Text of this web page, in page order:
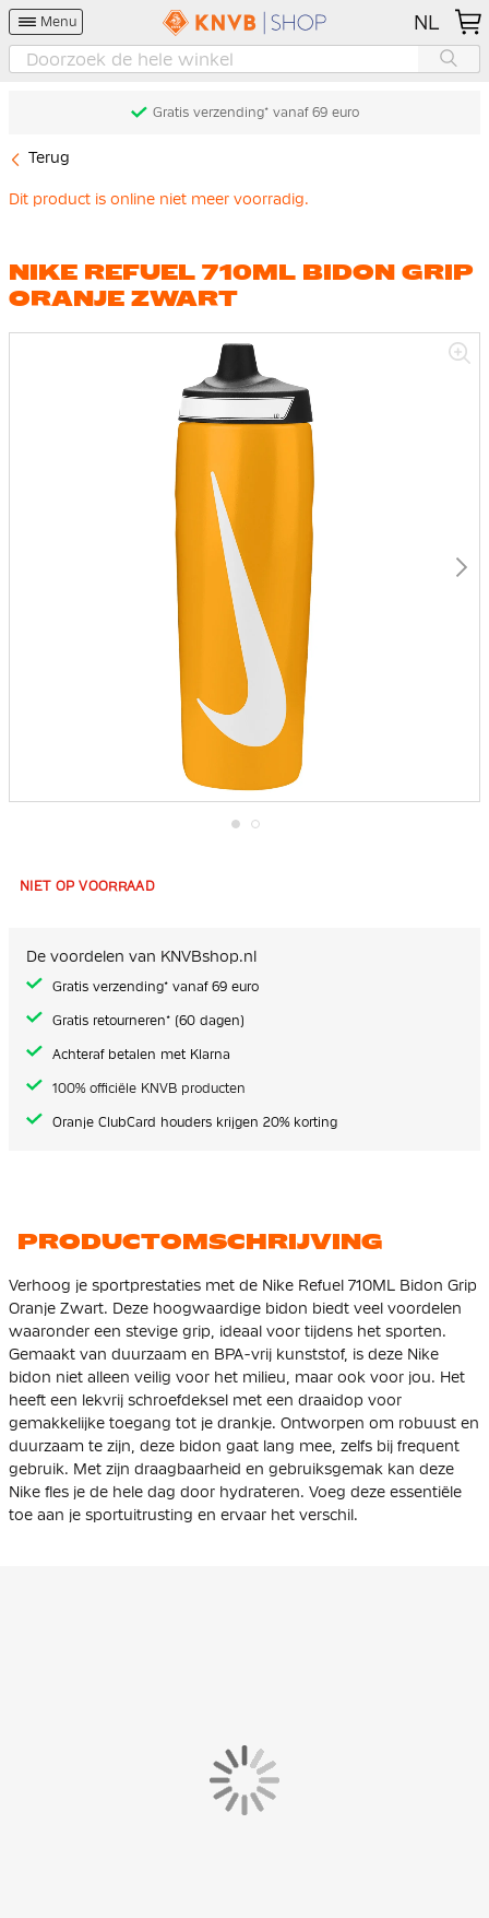
Menu NL
Gratis verzending* vanaf 69 euro
Terug
Dit product is online niet meer voorradig.
NIKE REFUEL 710ML BIDON GRIP
ORANJE ZWART
het
afbeeldingen-
gallerij
NIET OP VOORRAAD
De voordelen van KNVBshop.nl
Gratis verzending* vanaf 69 euro
Gratis retourneren* (60 dagen)
Achteraf betalen met Klarna
100% officiële KNVB producten
Oranje ClubCard houders krijgen 20% korting
PRODUCTOMSCHRIJVING
Verhoog je sportprestaties met de Nike Refuel 710ML Bidon Grip
Oranje Zwart. Deze hoogwaardige bidon biedt veel voordelen
waaronder een stevige grip, ideaal voor tijdens het sporten.
Gemaakt van duurzaam en BPA-vrij kunststof, is deze Nike
bidon niet alleen veilig voor het milieu, maar ook voor jou. Het
heeft een lekvrij schroefdeksel met een draaidop voor
gemakkelijke toegang tot je drankje. Ontworpen om robuust en
duurzaam te zijn, deze bidon gaat lang mee, zelfs bij frequent
gebruik. Met zijn draagbaarheid en gebruiksgemak kan deze
Nike fles je de hele dag door hydrateren. Voeg deze essentiële
toe aan je sportuitrusting en ervaar het verschil.